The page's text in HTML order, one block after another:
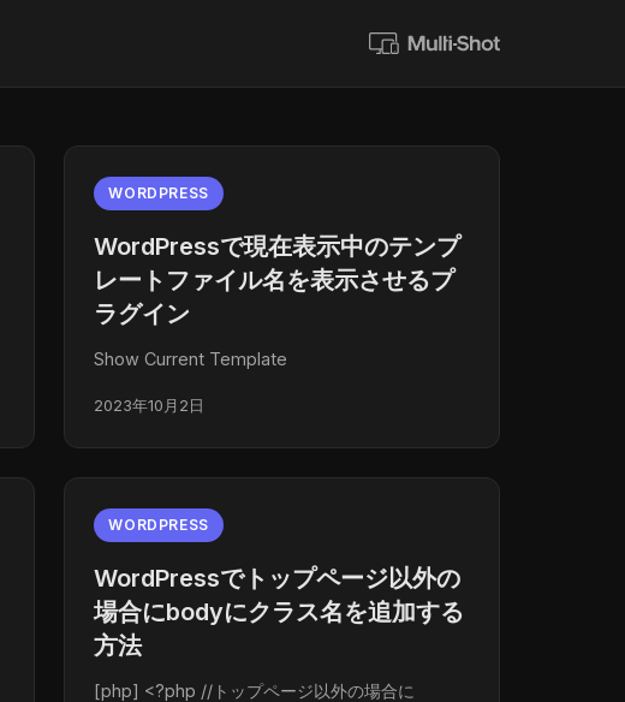
WORDPRESS
WordPressで現在表示中のテンプ
レートファイル名を表示させるプ
ラグイン
Show Current Template
2023年10月2日
WORDPRESS
WordPressでトップページ以外の
場合にbodyにクラス名を追加する
方法
[php] <?php //トップページ以外の場合に